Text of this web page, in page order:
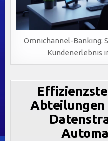
Omnichannel-Banking:
Kundenerlebnis
Abteilungen